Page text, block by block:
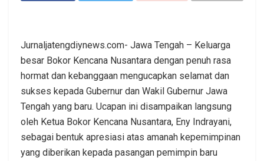
Jurnaljatengdiynews.com- Jawa Tengah – Keluarga
besar Bokor Kencana Nusantara dengan penuh rasa
hormat dan kebanggaan mengucapkan selamat dan
sukses kepada Gubernur dan Wakil Gubernur Jawa
Tengah yang baru. Ucapan ini disampaikan langsung
oleh Ketua Bokor Kencana Nusantara, Eny Indrayani,
sebagai bentuk apresiasi atas amanah kepemimpinan
yang diberikan kepada pasangan pemimpin baru